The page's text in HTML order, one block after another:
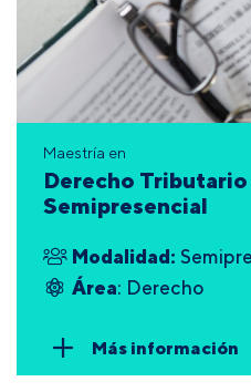
Maestría en
Derecho
Semipresencial
Modalidad:
Área: Derecho
Más información